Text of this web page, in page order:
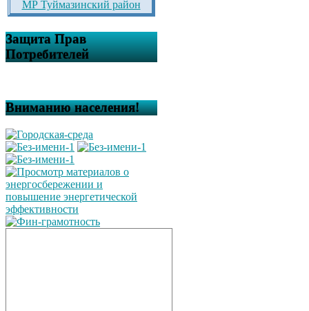
МР Туймазинский район
Защита Прав
Потребителей
Вниманию населения!